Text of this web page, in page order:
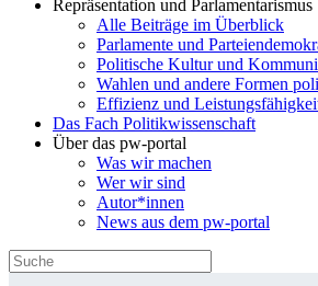
Repräsentation und Parlamentarismus
Alle Beiträge im Überblick
Parlamente und
Politische Kultur und
Wahlen und andere Formen
Effizienz und
Das Fach Politikwissenschaft
Über das pw-portal
Was wir machen
Wer wir sind
Autor*innen
News aus dem pw-portal